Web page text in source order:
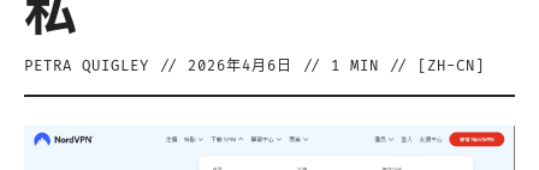
PETRA QUIGLEY // 2026年4月6日 // 1 MIN // [ ZH-CN